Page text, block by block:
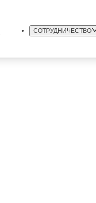
СОТРУДНИЧЕСТВО